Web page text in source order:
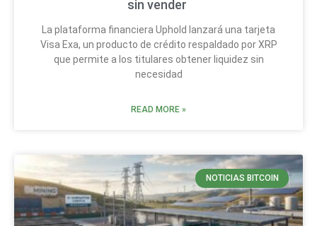
sin vender
La plataforma financiera Uphold lanzará una tarjeta
Visa Exa, un producto de crédito respaldado por XRP
que permite a los titulares obtener liquidez sin
necesidad
READ MORE »
NOTICIAS BITCOIN